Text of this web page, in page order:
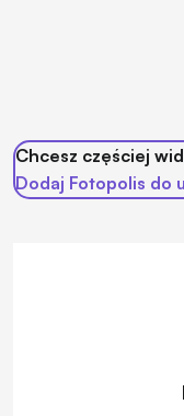
Chcesz częściej
Dodaj Fotopolis do